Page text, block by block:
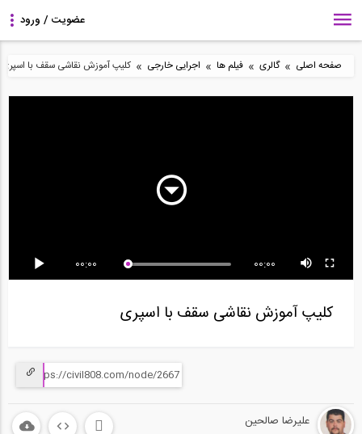
صفحه اصلی » گالری » فیلم ها » اجرایی خارجی » کلیپ آموزش نقاشی سقف با اسپری
آزمایش دیوار برشی
فولادی توپر در...
آلیلژ های مختلف...
دو جوشکار همزمان...
00:00 00:00
کلیپ آموزش نقاشی سقف با اسپری
علیرضا صالحین